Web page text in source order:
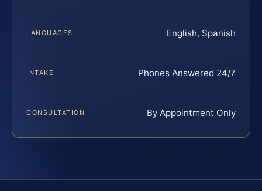
LANGUAGES English, Spanish
INTAKE Phones Answered 24/7
CONSULTATION By Appointment Only